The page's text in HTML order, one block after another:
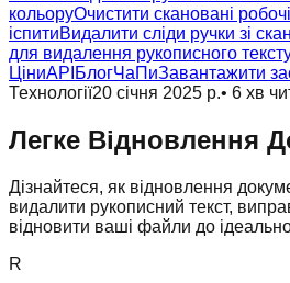
кольоруОчистити скановані
іспитиВидалити сліди ручки зі
для видалення рукописного
ЦіниAPI БлогЧаПиЗавантажити
Технології20 січня 2025 р.• 6 хв
Легке Відновлення
Дізнайтеся, як відновлення
видалити рукописний текст,
відновити ваші файли до
R